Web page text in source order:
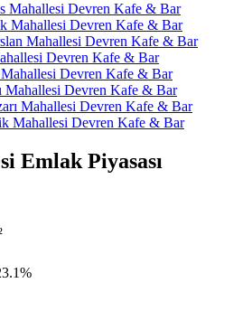
Mahallesi Devren Kafe & Bar
Mahallesi Devren Kafe & Bar
Mahallesi Devren Kafe & Bar
Devren Kafe & Bar
Devren Kafe & Bar
Mahallesi Devren Kafe & Bar
Mahallesi Devren Kafe & Bar
Mahallesi Devren Kafe & Bar
Emlak Piyasası
%